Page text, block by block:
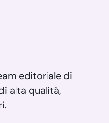
editoriale di
alta qualità,